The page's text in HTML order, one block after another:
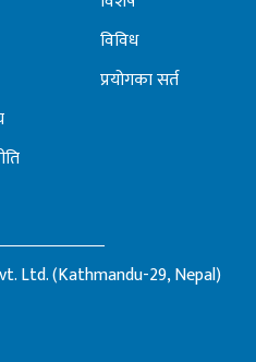
विविध
प्रयोगका सर्त
Ltd. (Kathmandu-29, Nepal)